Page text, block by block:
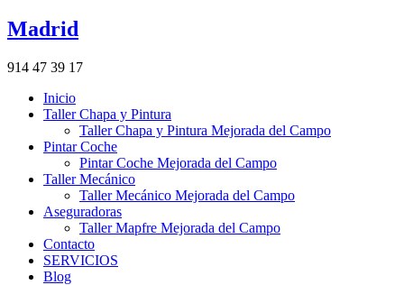
Madrid
914 47 39 17
Inicio
Taller Chapa y Pintura
Taller Chapa y Pintura Mejorada del Campo
Pintar Coche
Pintar Coche Mejorada del Campo
Taller Mecánico
Taller Mecánico Mejorada del Campo
Aseguradoras
Taller Mapfre Mejorada del Campo
Contacto
SERVICIOS
Blog